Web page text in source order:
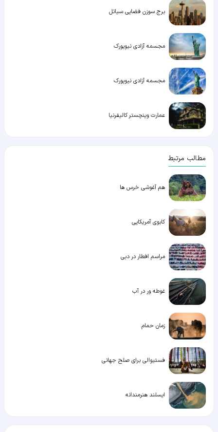
برج سوزن فضایی سیاتل
مجسمه آزادی نیویورک
مجسمه آزادی نیویورک
عمارت وینچستر کالیفرنیا
مطالب مرتبط
هم آغوشی خرس ها
کابوی آمریکایی
مراسم افطار در دبی
غوطه ور در آب
زمان حمام
فستیوالی برای صلح جهانی
ایسلند هنرمندانه